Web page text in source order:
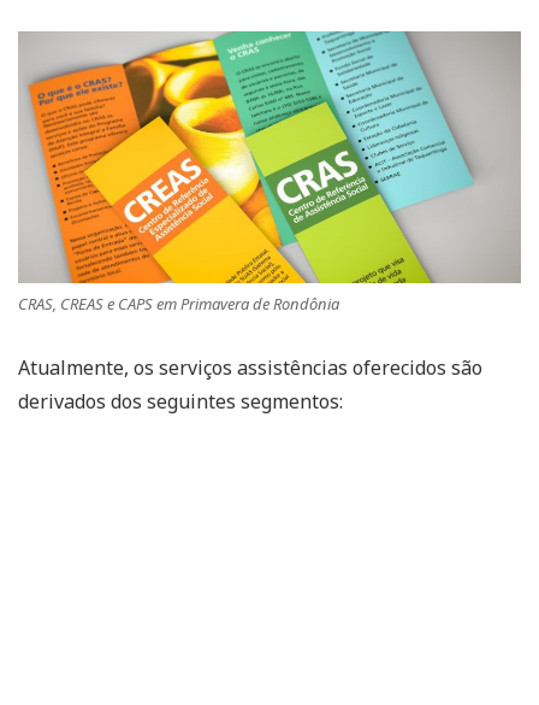
CRAS, CREAS e CAPS em Primavera de Rondônia
Atualmente, os serviços assistências oferecidos são
derivados dos seguintes segmentos: